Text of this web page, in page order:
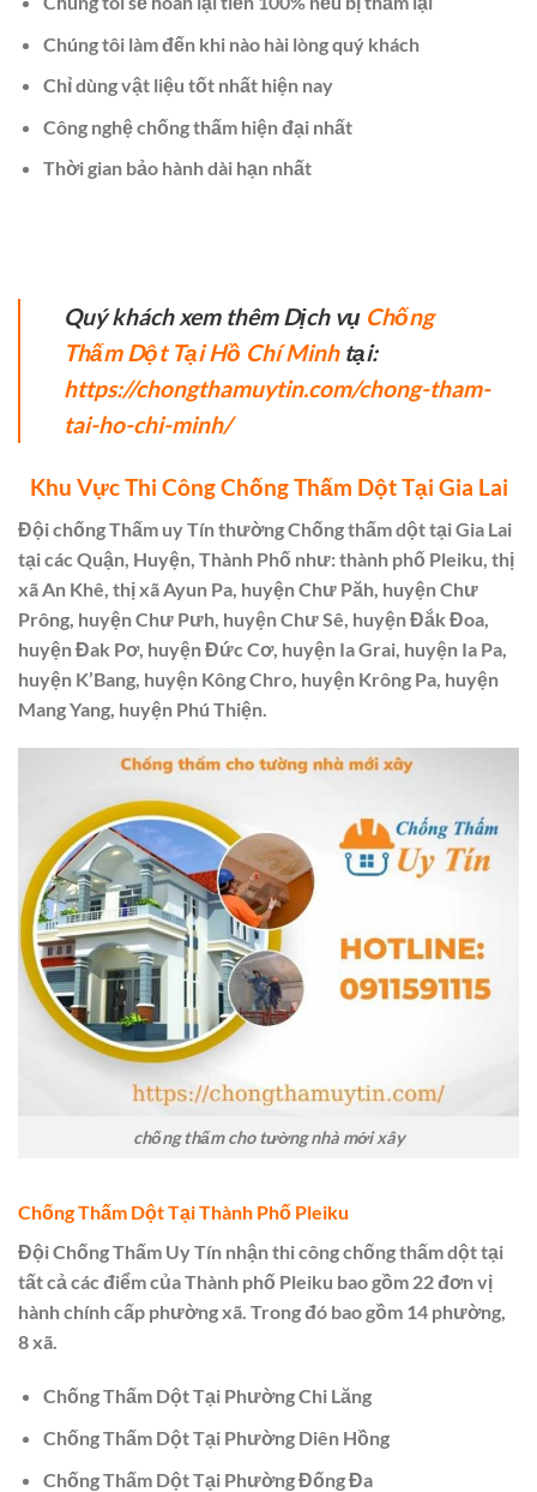
Chúng tôi làm đến khi nào hài lòng quý khách
Chỉ dùng vật liệu tốt nhất hiện nay
Công nghệ chống thấm hiện đại nhất
Thời gian bảo hành dài hạn nhất
Quý khách xem thêm Dịch vụ Chống
Thấm Dột Tại Hồ Chí Minhtại:
https://chongthamuytin.com/chong-tham-
tai-ho-chi-minh/
Khu Vực Thi Công Chống Thấm Dột Tại Gia Lai
Đội chống Thấm uy Tín thường Chống thấm dột tại Gia Lai
tại các Quận, Huyện, Thành Phố như: thành phố Pleiku, thị
xã An Khê, thị xã Ayun Pa, huyện Chư Păh, huyện Chư
Prông, huyện Chư Pưh, huyện Chư Sê, huyện Đắk Đoa,
huyện Đak Pơ, huyện Đức Cơ, huyện Ia Grai, huyện Ia Pa,
huyện K’Bang, huyện Kông Chro, huyện Krông Pa, huyện
Mang Yang, huyện Phú Thiện.
chống thấm cho tường nhà mới xây
Chống Thấm Dột Tại Thành Phố Pleiku
Đội Chống Thấm Uy Tín nhận thi công chống thấm dột tại
tất cả các điểm của Thành phố Pleiku bao gồm 22 đơn vị
hành chính cấp phường xã. Trong đó bao gồm 14 phường,
8 xã.
Chống Thấm Dột Tại Phường Chi Lăng
Chống Thấm Dột Tại Phường Diên Hồng
Chống Thấm Dột Tại Phường Đống Đa